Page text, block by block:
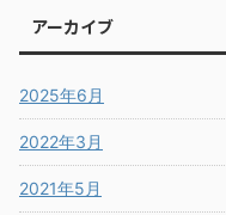
アーカイブ
2025年6月
2022年3月
2021年5月